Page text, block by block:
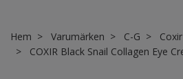
Hem Varumärken C-G
Coxir
COXIR Black Snail Collagen Eye